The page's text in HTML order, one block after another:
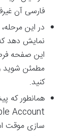
فارسی آن
در این
نمایش دهد
این صفحه
مطمئن شوید
کنید.
سازی موقت